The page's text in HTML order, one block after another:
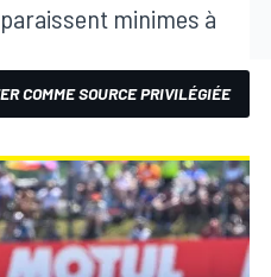
minimes à
COMME SOURCE PRIVILÉGIÉE